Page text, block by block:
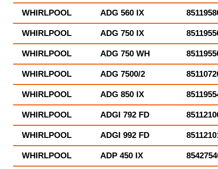
WHIRLPOOL ADG 560 IX
WHIRLPOOL ADG 750 IX
WHIRLPOOL ADG 750 WH
WHIRLPOOL ADG 7500/2
WHIRLPOOL ADG 850 IX
WHIRLPOOL ADGI 792 FD
WHIRLPOOL ADGI 992 FD
WHIRLPOOL ADP 450 IX